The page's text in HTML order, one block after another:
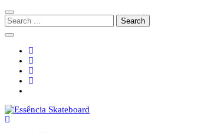
Skip
to
navigation
Skip
to
content
Search
for: